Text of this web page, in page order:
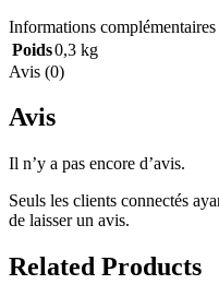
Informations complémentaires
Poids0,3 kg
Avis (0)
Avis
Il n’y a pas encore d’avis.
Seuls les clients connectés
de laisser un avis.
Related Products